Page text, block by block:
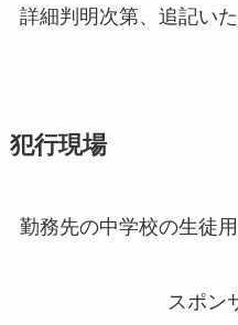
詳細判明次第、追記いた
犯行現場
勤務先の中学校の生徒
スポン